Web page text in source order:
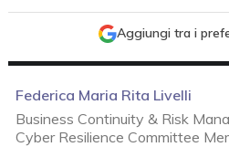
Aggiungi tra i
Federica Maria Rita Livelli
Business Continuity & Risk
Cyber Resilience Committee